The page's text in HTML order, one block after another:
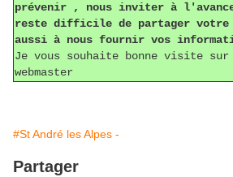
prévenir , nous inviter à
reste difficile de partager votre
aussi à nous fournir vos
Je vous souhaite bonne visite
webmaster
#St André les Alpes -
Partager